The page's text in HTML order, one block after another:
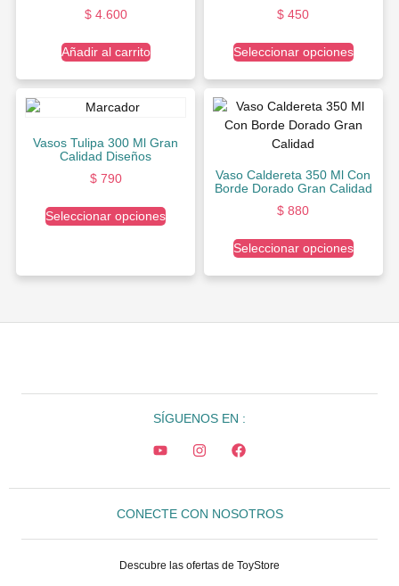
$4.600
Añadir al carrito
$ 450
Seleccionar opciones
Vasos Tulipa 300 Ml Gran
Calidad Diseños
$790
Seleccionar opciones
Vaso Caldereta 350 Ml Con
Borde Dorado Gran Calidad
$ 880
Seleccionar opciones
SÍGUENOS EN :
CONECTE CON NOSOTROS
Descubre las ofertas de ToyStore